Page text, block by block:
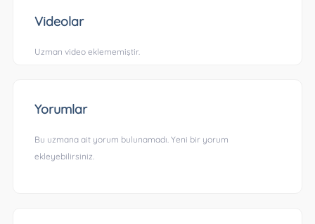
Videolar
Uzman video eklememiştir.
Yorumlar
Bu uzmana ait yorum bulunamadı. Yeni bir yorum
ekleyebilirsiniz.